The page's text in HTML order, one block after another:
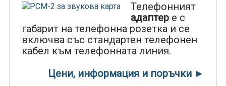
Телефонният
адаптере с
габарит на телефонна розетка и се
включва със стандартен телефонен
кабел към телефонната линия.
Цени, информация и поръчки ►